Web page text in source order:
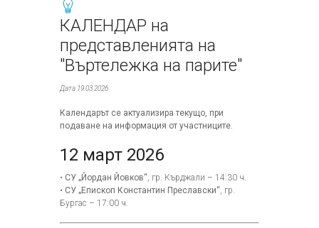
КАЛЕНДАР на
представленията на
"Въртележка на парите"
Дата 19.03.2026
Календарът се актуализира текущо, при
подаване на информация от участниците.
12 март 2026
• СУ „Йордан Йовков“, гр. Кърджали – 14:30 ч.
• СУ „Епископ Константин Преславски“, гр.
Бургас – 17:00 ч.